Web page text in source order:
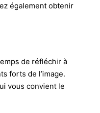
également obtenir
de réfléchir à
forts de l’image.
vous convient le